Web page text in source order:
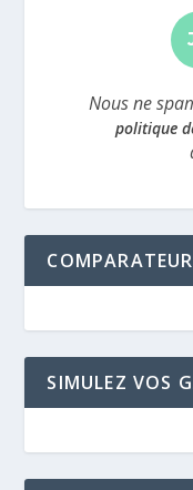
Nous ne
politique
SIMULEZ VOS